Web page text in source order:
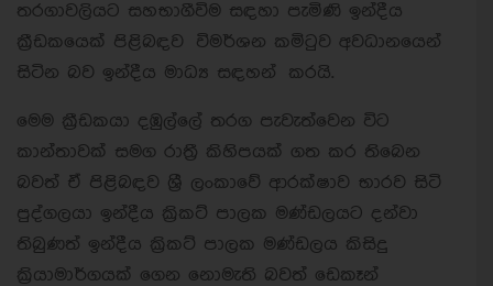
තරගාවලියට සහභාගීවිම සඳහා පැමිණි ඉන්දීය
ක්‍රීඩකයෙක් පිළිබඳව විමර්ශන කමිටුව අවධානයෙන්
සිටින බව ඉන්දීය මාධ්‍ය සඳහන් කරයි.
මෙම ක්‍රීඩකයා දඹුල්ලේ තරග පැවැත්වෙන විට
කාන්තාවක් සමග රාත්‍රී කිහිපයක් ගත කර තිබෙන
බවත් ඒ පිළිබඳව ශ්‍රී ලංකාවේ ආරක්ෂාව භාරව සිටි
පුද්ගලයා ඉන්දීය ක්‍රිකට් පාලක මණ්ඩලයට දන්වා
තිබුණත් ඉන්දීය ක්‍රිකට් පාලක මණ්ඩලය කිසිදු
ක්‍රියාමාර්ගයක් ගෙන නොමැති බවත් ඩෙකෑන්